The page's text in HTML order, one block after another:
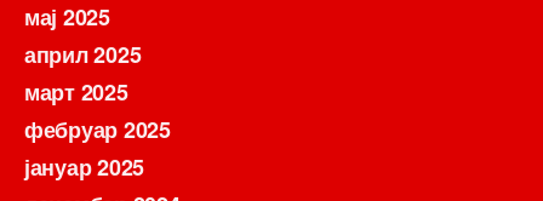
мај 2025
април 2025
март 2025
фебруар 2025
јануар 2025